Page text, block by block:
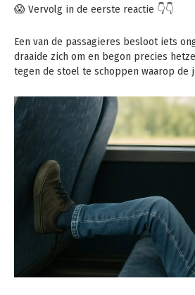
😱 Vervolg in de eerste reactie 👇👇
Een van de passagieres besloot iets
draaide zich om en begon precies
tegen de stoel te schoppen waarop de